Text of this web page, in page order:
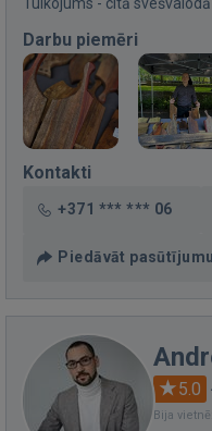
Darbu piemēri
Kontakti
+371 *** *** 06
Piedāvāt pasūtījumu
5.0 ·
Bija